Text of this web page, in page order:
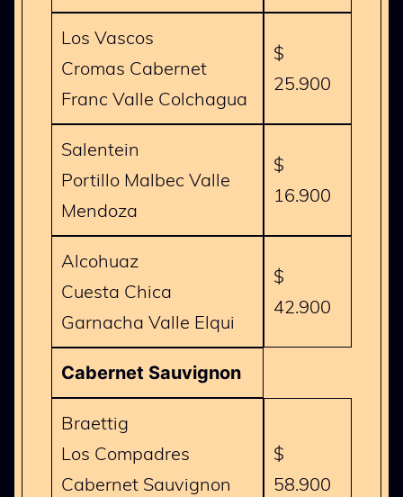
Los Vascos
Cromas Cabernet
Franc Valle Colchagua
$
25.900
Salentein
Portillo Malbec Valle
Mendoza
$
16.900
Alcohuaz
Cuesta Chica
Garnacha Valle Elqui
$
42.900
Cabernet Sauvignon
Braettig
Los Compadres
Cabernet Sauvignon
$
58.900